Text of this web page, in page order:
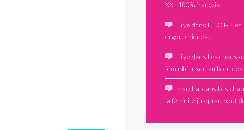
XXL 100% français.
Lilye dans L.T.C.H :
ergonomiques…
Lilye dans Les
féminité jusqu au bout des
marchal dans Les
la féminité jusqu au bout